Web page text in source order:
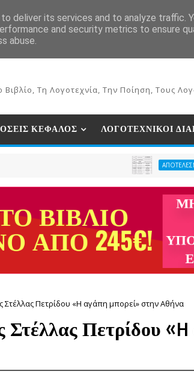
ΕΚΔΟΣΕΙΣ ΒΙΒΛΙΩΝ ΗΛΕΚΤΡΟΝΙΚΟ
Τη Λογοτεχνία, Την Ποίηση, Τους
ΚΕΦΑΛΟΣ ΛΟΓΟΤΕΧΝΙΚΟΙ
ΑΠΟΤΕΛΕΣΜΑΤΑ
Στέλλας Πετρίδου «H αγάπη μπορεί» στην Αθήνα
Στέλλας Πετρίδου
deliver its services and to analyze traffic.
and security metrics to ensure
abuse.